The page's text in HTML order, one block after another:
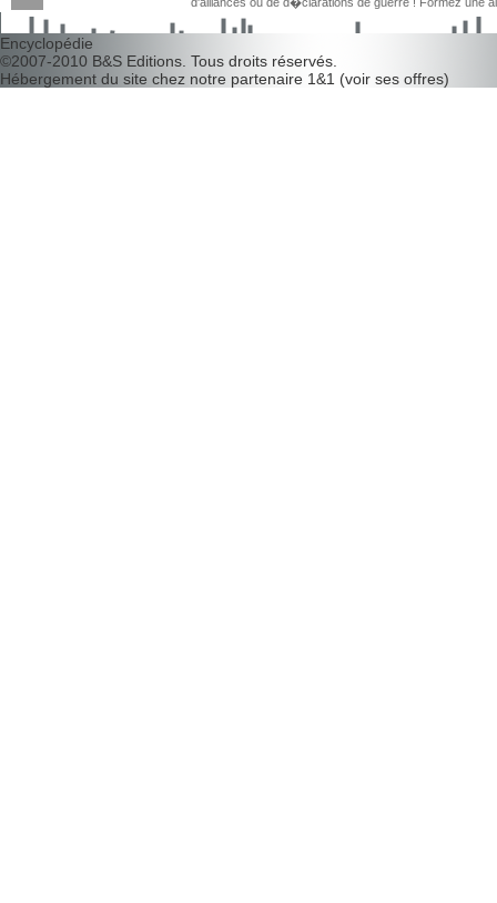
d�couvrir leurs faiblesses !
Encyclopédie
©2007-2010 B&S Editions . Tous droits réservés.
Hébergement du site chez notre partenaire 1&1 (voir ses offres)